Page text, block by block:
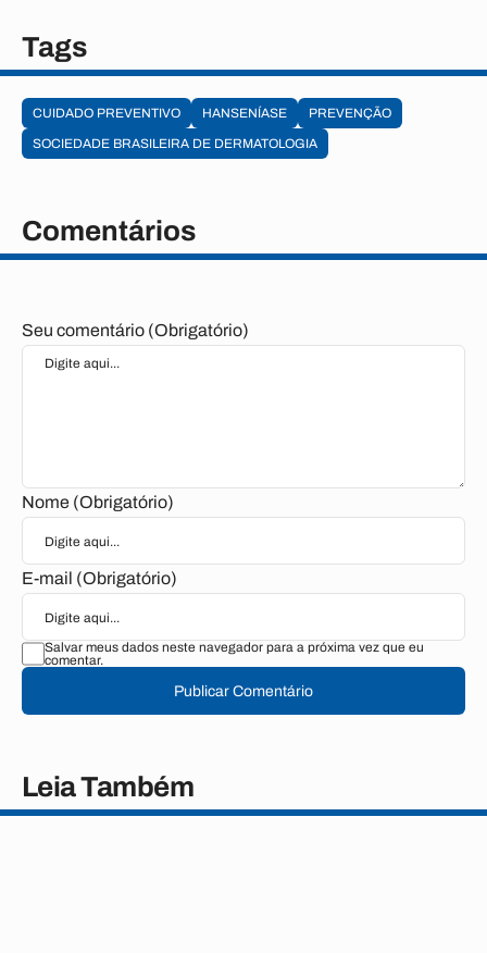
Tags
CUIDADO PREVENTIVO HANSENÍASE
PREVENÇÃO
SOCIEDADE BRASILEIRA DE DERMATOLOGIA
Comentários
Seu comentário (Obrigatório)
Nome (Obrigatório)
E-mail (Obrigatório)
Salvar meus dados neste navegador para a próxima vez que eu
comentar.
Publicar Comentário
Leia Também